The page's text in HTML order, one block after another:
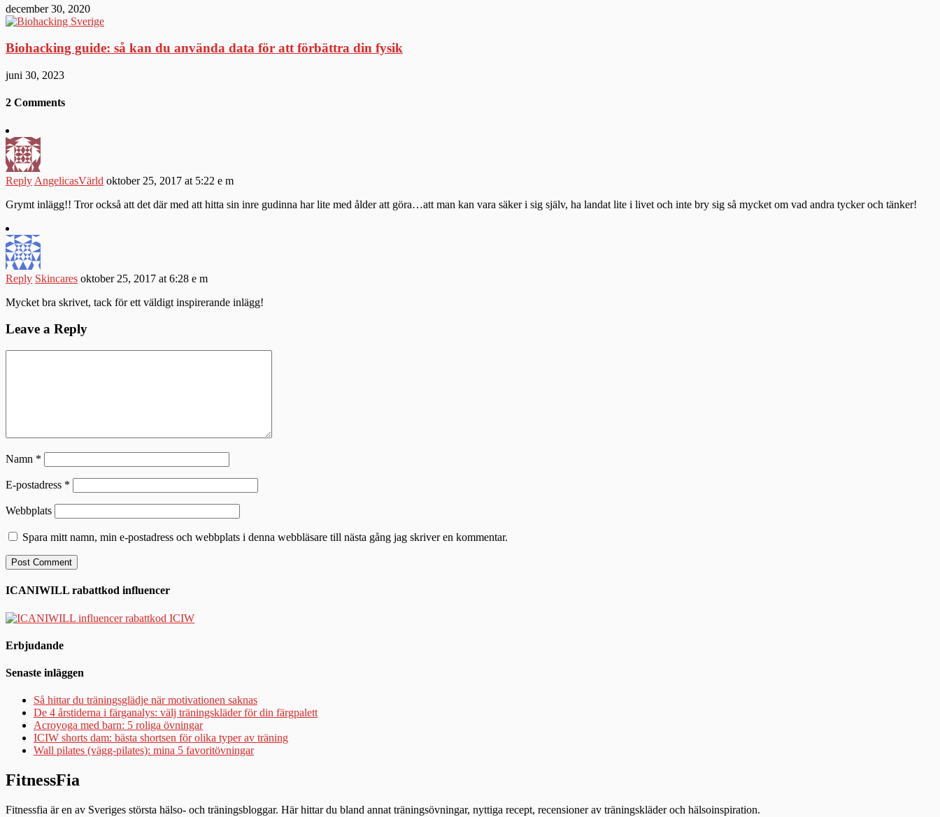
december 30, 2020
Biohacking guide: så kan du använda data för att förbättra din fysik
juni 30, 2023
2 Comments
Reply AngelicasVärld oktober 25, 2017 at 5:22 e m
Grymt inlägg!! Tror också att det där med att hitta sin inre gudinna har lite med ålder att göra…att man kan vara säker i sig själv, ha landat lite i livet och inte bry sig så mycket om vad andra tycker och tänker!
Reply Skincares oktober 25, 2017 at 6:28 e m
Mycket bra skrivet, tack för ett väldigt inspirerande inlägg!
Leave a Reply
Namn *
E-postadress *
Webbplats
Spara mitt namn, min e-postadress och webbplats i denna webbläsare till nästa gång jag skriver en kommentar.
ICANIWILL rabattkod influencer
Erbjudande
Senaste inläggen
Så hittar du träningsglädje när motivationen saknas
De 4 årstiderna i färganalys: välj träningskläder för din färgpalett
Acroyoga med barn: 5 roliga övningar
ICIW shorts dam: bästa shortsen för olika typer av träning
Wall pilates (vägg-pilates): mina 5 favoritövningar
FitnessFia
Fitnessfia är en av Sveriges största hälso- och träningsbloggar. Här hittar du bland annat träningsövningar, nyttiga recept, recensioner av träningskläder och hälsoinspiration.